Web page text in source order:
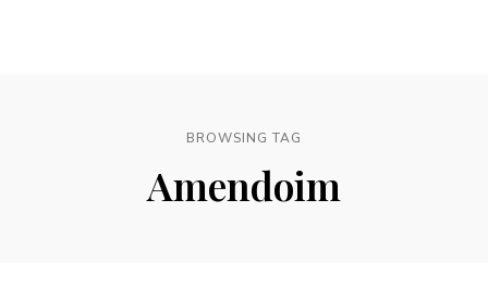
BROWSING TAG
Amendoim